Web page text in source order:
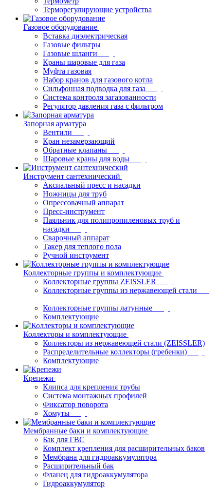
Терморегулирующие устройства
Газовое оборудование
Вставка диэлектрическая
Газовые фильтры
Газовые шланги
Краны шаровые для газа
Муфта газовая
Набор кранов для газового котла
Сильфонная подводка для газа
Система контроля загазованности
Регулятор давления газа с фильтром
Запорная арматура
Вентили
Кран незамерзающий
Обратные клапаны
Шаровые краны для воды
Инструмент сантехнический
Аксиальный пресс и насадки
Ножницы для труб
Опрессовачный аппарат
Пресс-инструмент
Паяльник для полипропиленовых труб и
насадки
Сварочный аппарат
Такер для теплого пола
Ручной инструмент
Коллекторные группы и комплектующие
Коллекторные группы ZEISSLER
Коллекторные группы из нержавеющей стали
Коллекторные группы латунные
Комплектующие
Коллекторы и комплектующие
Коллекторы из нержавеющей стали (ZEISSLER)
Распределительные коллекторы (гребенки)
Комплектующие
Крепежи
Клипса для крепления трубы
Система монтажных профилей
Фиксатор поворота
Хомуты
Мембранные баки и комплектующие
Бак для ГВС
Комплект крепления для расширительных баков
Мембрана для гидроаккумулятора
Расширительный бак
Фланец для гидроаккумулятора
Гидроаккумулятор